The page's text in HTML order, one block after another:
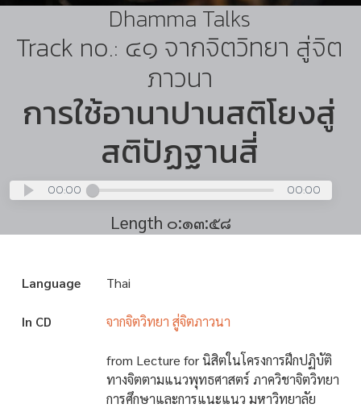
Dhamma Talks
Track no.: ๔๑ จากจิตวิทยา สู่จิต
ภาวนา
การใช้อานาปานสติโยงสู่
สติปัฏฐานสี่
00:00 00:00
Length ๐:๑๓:๕๘
Language Thai
In CD จากจิตวิทยา สู่จิตภาวนา
from Lecture for นิสิตในโครงการฝึกปฏิบัติ
ทางจิตตามแนวพุทธศาสตร์ ภาควิชาจิตวิทยา
การศึกษาและการแนะแนว มหาวิทยาลัย